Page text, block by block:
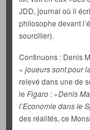
JDD, journal où il
philosophe devant
sourciller).
Continuons : Denis
« joueurs sont pour
relevé dans une de
le Figaro : «Denis
l’Economie dans le
des réalités, ce